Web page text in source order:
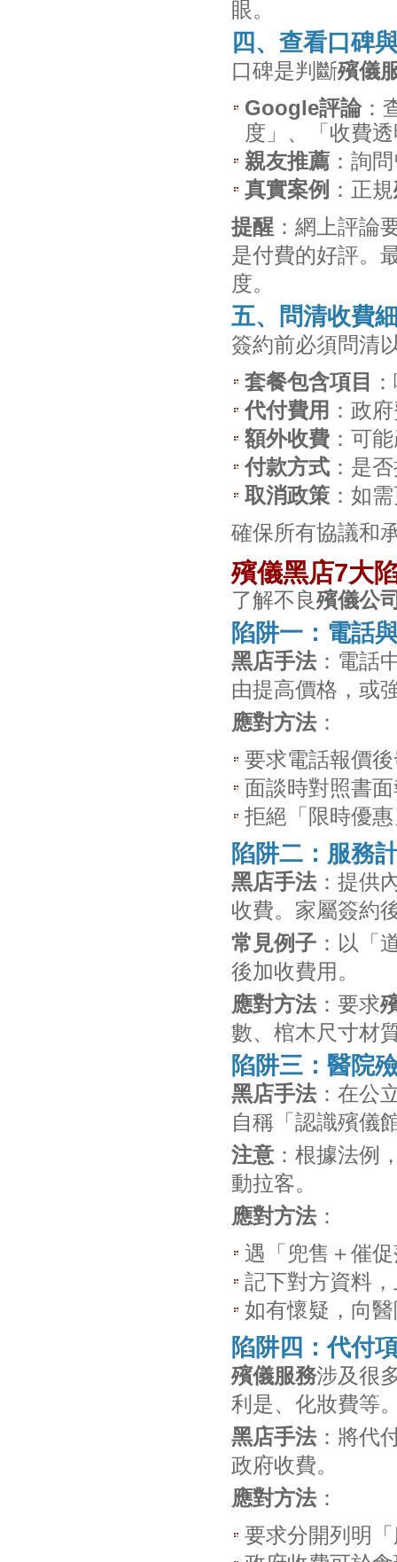
眼。
四、查看口碑
口碑是判斷殯儀
Google評論：
度」、「收費
親友推薦 ：詢
真實案例 ：正規
提醒 ：網上評論
是付費的好評。
度。
五、問清收費
簽約前必須問清
套餐包含項目
代付費用 ：政
額外收費 ：可
付款方式 ：是
取消政策 ：如
確保所有協議和
殯儀黑店7大
了解不良殯儀公
陷阱一：電話
黑店手法：電話
由提高價格，或
應對方法：
要求電話報價
面談時對照書
拒絕「限時優
陷阱二：服務
黑店手法：提供
收費。家屬簽約
常見例子 ：以「
後加收費用。
應對方法：要求
數、棺木尺寸材
陷阱三：醫院
黑店手法：在公
自稱「認識殯儀
注意 ：根據法例
動拉客。
應對方法：
遇「兜售＋催
記下對方資料
如有懷疑，向
陷阱四：代付
殯儀服務涉及很
利是、化妝費等
黑店手法：將代
政府收費。
應對方法：
要求分開列明